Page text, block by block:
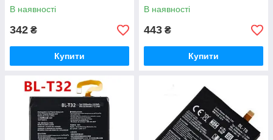
В наявності
342 ₴
Купити
В наявності
443 ₴
Купити